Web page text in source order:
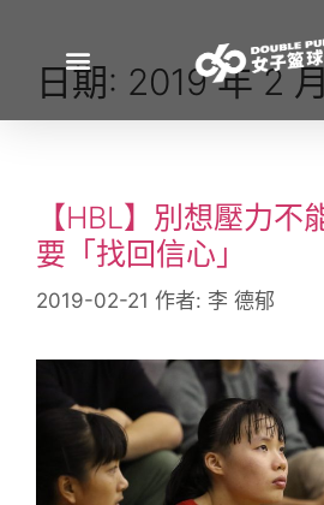
日期: 2019 年 2
【HBL】別想壓力不
要「找回信心」
2019-02-21 作者: 李 德郁